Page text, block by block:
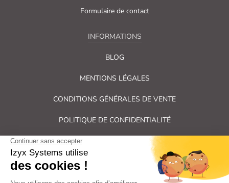
Formulaire de contact
INFORMATIONS
BLOG
MENTIONS LÉGALES
CONDITIONS GÉNÉRALES DE VENTE
POLITIQUE DE CONFIDENTIALITÉ